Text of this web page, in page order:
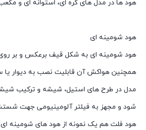
هود ها در مدل های کره ای، استوانه ای و
هود شومینه ای
هود شومینه ای به شکل قیف برعکس و بر
همچنین هواکش آن قابلیت نصب به دیوار یا
مدل در طرح های استیل، شیشه و ترکیب
شود و مجهز به فیلتر آلومینیومی جهت
هود فلت هم یک نمونه از هود های شومینه